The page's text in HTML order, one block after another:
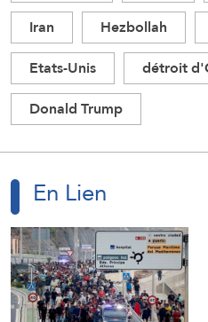
Iran
Hezbollah
Etats-Unis
détroit
Donald Trump
En Lien